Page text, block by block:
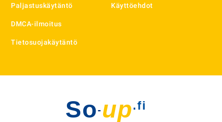
Paljastuskäytäntö
DMCA-ilmoitus
Tietosuojakäytäntö
Käyttöehdot
So- up.fi